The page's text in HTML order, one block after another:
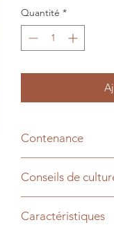
Quantité *
Contenance
Conseils de
après les dernières
Caractéristiques